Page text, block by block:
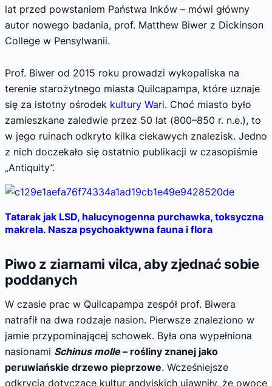
lat przed powstaniem Państwa Inków – mówi główny
autor nowego badania, prof. Matthew Biwer z Dickinson
College w Pensylwanii.
Prof. Biwer od 2015 roku prowadzi wykopaliska na
terenie starożytnego miasta Quilcapampa, które uznaje
się za istotny ośrodek kultury Wari. Choć miasto było
zamieszkane zaledwie przez 50 lat (800–850 r. n.e.), to
w jego ruinach odkryto kilka ciekawych znalezisk. Jedno
z nich doczekało się ostatnio publikacji w czasopiśmie
„Antiquity”.
Tatarak jak LSD, halucynogenna purchawka, toksyczna
makrela. Nasza psychoaktywna fauna i flora
Piwo z ziarnami vilca, aby zjednać sobie
poddanych
W czasie prac w Quilcapampa zespół prof. Biwera
natrafił na dwa rodzaje nasion. Pierwsze znaleziono w
jamie przypominającej schowek. Była ona wypełniona
nasionami Schinus molle– rośliny znanej jako
peruwiańskie drzewo pieprzowe. Wcześniejsze
odkrycia dotyczące kultur andyjskich ujawniły, że owoce